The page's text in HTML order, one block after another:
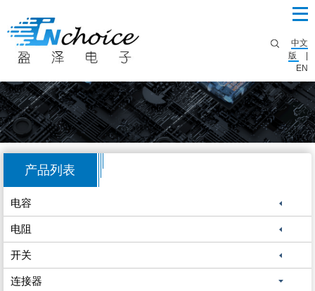
中文
版
EN
产品列表
电容
电阻
开关
连接器